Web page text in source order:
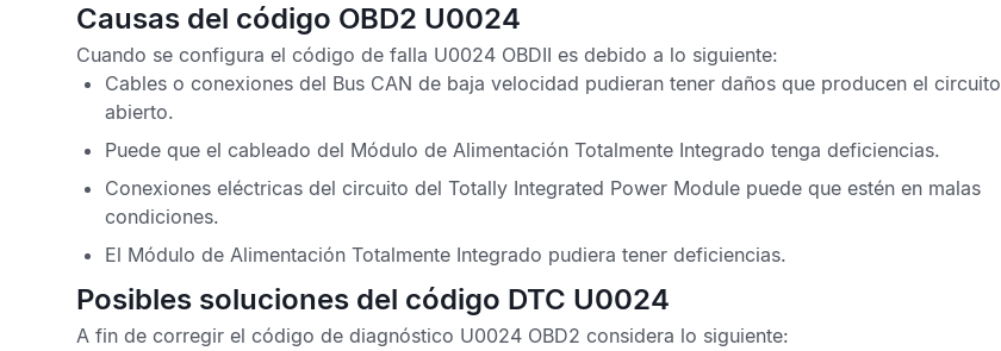
Causas del código OBD2 U0024
Cuando se configura el código de falla U0024 OBDII es debido a lo siguiente:
Cables o conexiones del Bus CAN de baja velocidad pudieran tener daños que producen el circuito
abierto.
Puede que el cableado del Módulo de Alimentación Totalmente Integrado tenga deficiencias.
Conexiones eléctricas del circuito del Totally Integrated Power Module puede que estén en malas
condiciones.
El Módulo de Alimentación Totalmente Integrado pudiera tener deficiencias.
Posibles soluciones del código DTC U0024
A fin de corregir el código de diagnóstico U0024 OBD2 considera lo siguiente: